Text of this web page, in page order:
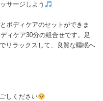
サージしよう
ボディケアのセットができま
ィケア30分の組合せです。足
リラックスして、良質な睡眠へ
しください